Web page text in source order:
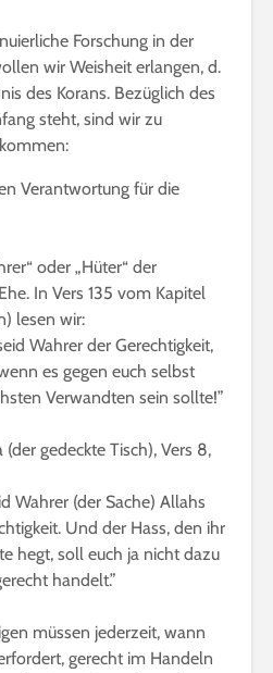
Forschung in der
wir Weisheit erlangen, d.
des Korans. Bezüglich des
steht, sind wir zu
Verantwortung für die
oder „Hüter“ der
In Vers 135 vom Kapitel
lesen wir:
Wahrer der Gerechtigkeit,
es gegen euch selbst
Verwandten sein sollte!”
gedeckte Tisch), Vers 8,
Wahrer (der Sache) Allahs
Und der Hass, den ihr
hegt, soll euch ja nicht dazu
handelt.”
müssen jederzeit, wann
gerecht im Handeln